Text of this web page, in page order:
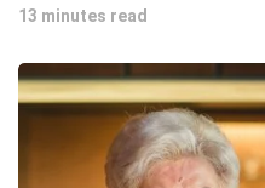
13 minutes read